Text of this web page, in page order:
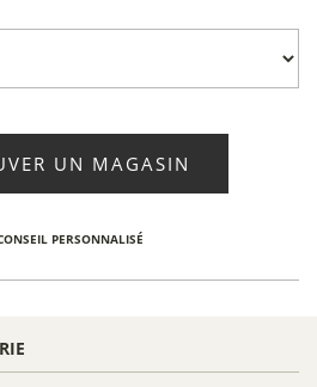
UN MAGASIN
PERSONNALISÉ